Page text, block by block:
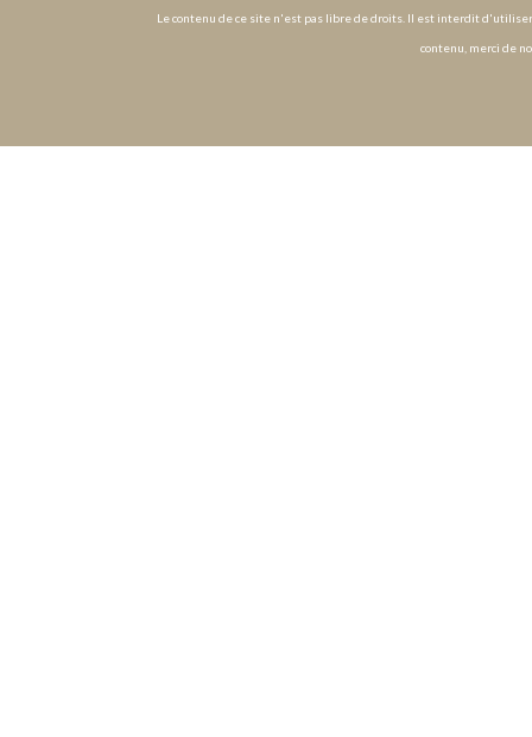
Le contenu de ce site n'est pas libre de droits. Il est interdit
contenu, merci de